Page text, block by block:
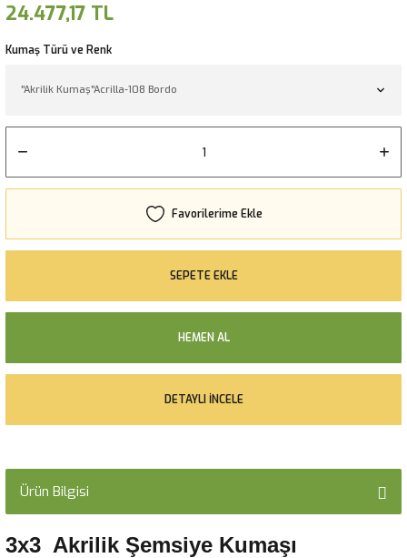
24.477,17 TL
Kumaş Türü ve Renk
SEPETE EKLE
HEMEN AL
DETAYLI İNCELE
Ürün Bilgisi
3x3 Akrilik Şemsiye Kumaşı